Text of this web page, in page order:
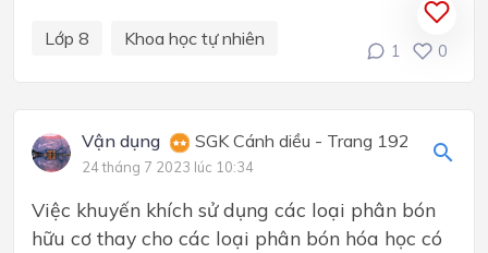
Lớp 8 Khoa học tự nhiên
1 0
Vận dụng SGK Cánh diều - Trang 192
24 tháng 7 2023 lúc 10:34
Việc khuyến khích sử dụng các loại phân bón
hữu cơ thay cho các loại phân bón hóa học có